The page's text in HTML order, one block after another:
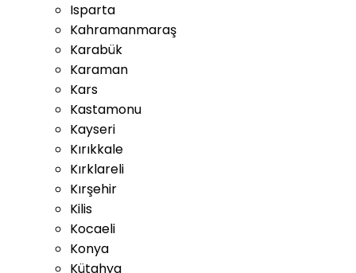
Isparta
Kahramanmaraş
Karabük
Karaman
Kars
Kastamonu
Kayseri
Kırıkkale
Kırklareli
Kırşehir
Kilis
Kocaeli
Konya
Kütahya